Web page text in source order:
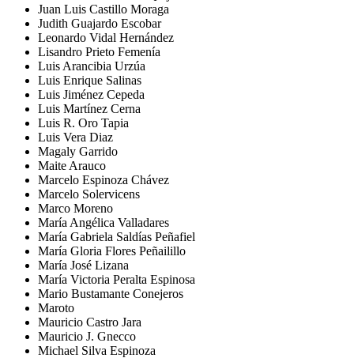
Juan Luis Castillo Moraga
Judith Guajardo Escobar
Leonardo Vidal Hernández
Lisandro Prieto Femenía
Luis Arancibia Urzúa
Luis Enrique Salinas
Luis Jiménez Cepeda
Luis Martínez Cerna
Luis R. Oro Tapia
Luis Vera Diaz
Magaly Garrido
Maite Arauco
Marcelo Espinoza Chávez
Marcelo Solervicens
Marco Moreno
María Angélica Valladares
María Gabriela Saldías Peñafiel
María Gloria Flores Peñailillo
María José Lizana
María Victoria Peralta Espinosa
Mario Bustamante Conejeros
Maroto
Mauricio Castro Jara
Mauricio J. Gnecco
Michael Silva Espinoza